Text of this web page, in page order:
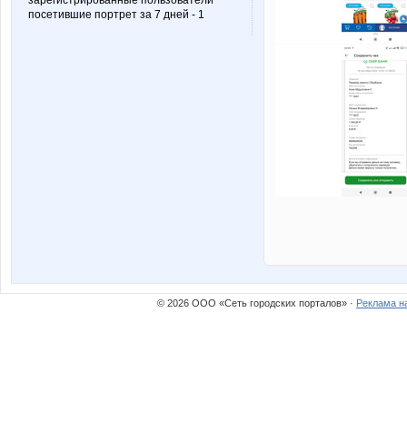
посетившие портрет за 7 дней - 1
© 2026 ООО «Сеть городских порталов» · Реклама